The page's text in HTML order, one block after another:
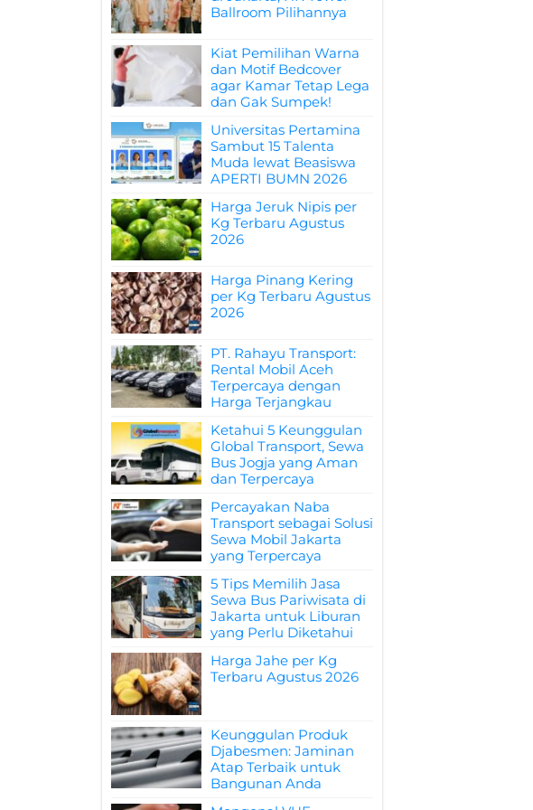
Ballroom Pilihannya
Kiat Pemilihan Warna
dan Motif Bedcover
agar Kamar Tetap Lega
dan Gak Sumpek!
Universitas Pertamina
Sambut 15 Talenta
Muda lewat Beasiswa
APERTI BUMN 2026
Harga Jeruk Nipis per
Kg Terbaru Agustus
2026
Harga Pinang Kering
per Kg Terbaru Agustus
2026
PT. Rahayu Transport:
Rental Mobil Aceh
Terpercaya dengan
Harga Terjangkau
Ketahui 5 Keunggulan
Global Transport, Sewa
Bus Jogja yang Aman
dan Terpercaya
Percayakan Naba
Transport sebagai Solusi
Sewa Mobil Jakarta
yang Terpercaya
5 Tips Memilih Jasa
Sewa Bus Pariwisata di
Jakarta untuk Liburan
yang Perlu Diketahui
Harga Jahe per Kg
Terbaru Agustus 2026
Keunggulan Produk
Djabesmen: Jaminan
Atap Terbaik untuk
Bangunan Anda